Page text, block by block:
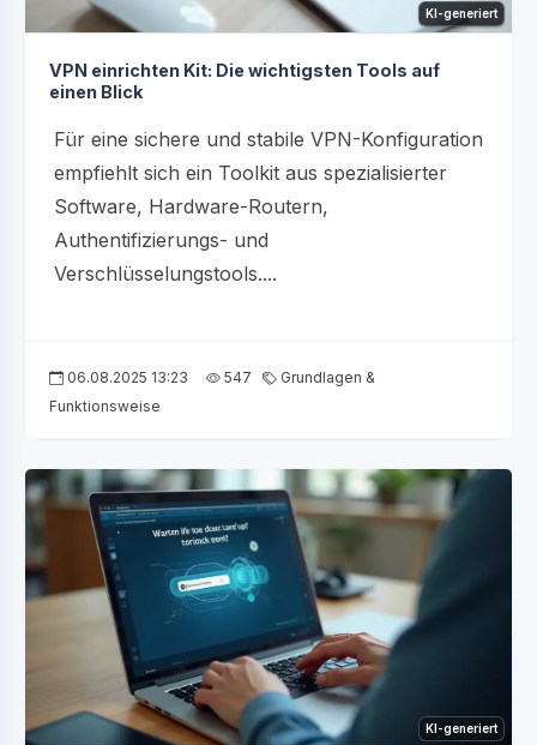
KI-generiert
VPN einrichten Kit: Die wichtigsten Tools auf
einen Blick
Für eine sichere und stabile VPN-Konfiguration
empfiehlt sich ein Toolkit aus spezialisierter
Software, Hardware-Routern,
Authentifizierungs- und
Verschlüsselungstools....
06.08.2025 13:23 547
Grundlagen &
Funktionsweise
KI-generiert